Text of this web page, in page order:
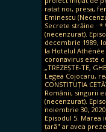
ratat noi, presa,
Eminescu
Secrete străine
*
(necenzurat).
decembrie 1989,
la Hotelul
coronavirus este
„TREZEȘTE-TE,
Legea Cojocaru,
CONSTITUȚIA
Românii, singurii
(necenzurat).
noiembrie 30,
Episodul 5. Marea
țară" ar avea